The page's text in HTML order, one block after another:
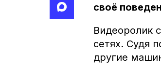
своё
Видеоролик
сетях. Судя
другие